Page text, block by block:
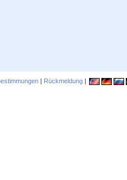
| Rückmeldung |